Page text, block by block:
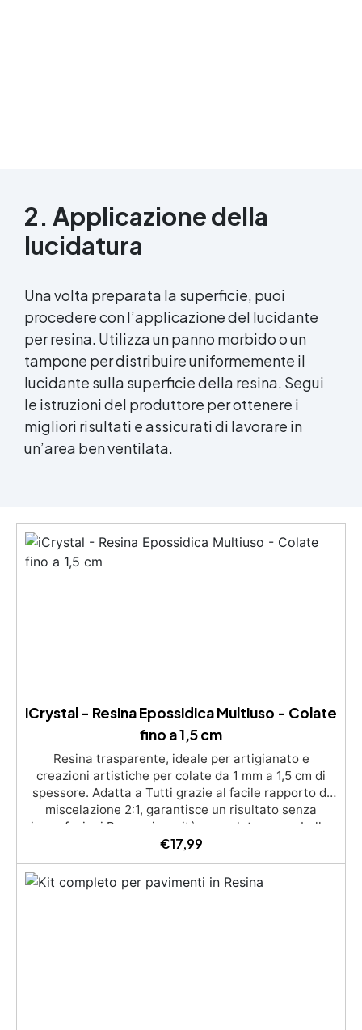
2. Applicazione della
lucidatura
Una volta preparata la superficie, puoi
procedere con l’applicazione del lucidante
per resina. Utilizza un panno morbido o un
tampone per distribuire uniformemente il
lucidante sulla superficie della resina. Segui
le istruzioni del produttore per ottenere i
migliori risultati e assicurati di lavorare in
un’area ben ventilata.
iCrystal - Resina Epossidica Multiuso - Colate
fino a 1,5 cm
Resina trasparente, ideale per artigianato e
creazioni artistiche per colate da 1 mm a 1,5 cm di
spessore. Adatta a Tutti grazie al facile rapporto di
miscelazione 2:1, garantisce un risultato senza
imperfezioni Bassa viscosità per colate senza bolle,
compatibile con legno, silicone, vetro, metallo e altri
materiali. Certificata post-catalisi atossica e sicura
per il contatto con la pelle, Bpa Free e senza Solventi
(Voc Free) Superficie lucida, autolivellante e con filtri
€17,99